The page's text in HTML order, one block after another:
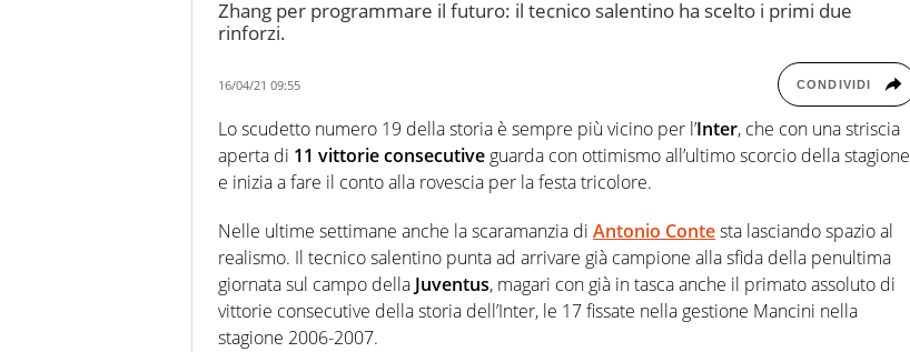
Zhang per programmare il futuro: il tecnico salentino ha scelto i primi due
rinforzi.
16/04/21 09:55 CONDIVIDI
Lo scudetto numero 19 della storia è sempre più vicino per l’Inter, che con una striscia
aperta di 11 vittorie consecutive guarda con ottimismo all’ultimo scorcio della stagione
e inizia a fare il conto alla rovescia per la festa tricolore.
Nelle ultime settimane anche la scaramanzia di Antonio Contesta lasciando spazio al
realismo. Il tecnico salentino punta ad arrivare già campione alla sfida della penultima
giornata sul campo della Juventus, magari con già in tasca anche il primato assoluto di
vittorie consecutive della storia dell’Inter, le 17 fissate nella gestione Mancini nella
stagione 2006-2007.